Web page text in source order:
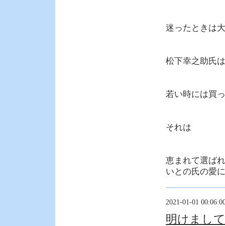
迷ったときは
松下幸之助氏は
若い時には買
それは
恵まれて選ば
いとの氏の愛
2021-01-01
明けまし